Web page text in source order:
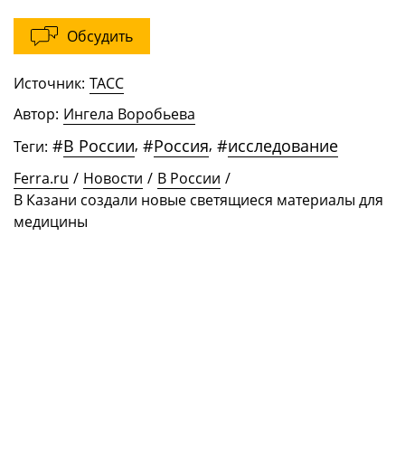
Обсудить
Источник: ТАСС
Автор: Ингела Воробьева
Теги: #В России, #Россия, #исследование
Ferra.ru / Новости / В России /
В Казани создали новые светящиеся материалы для
медицины